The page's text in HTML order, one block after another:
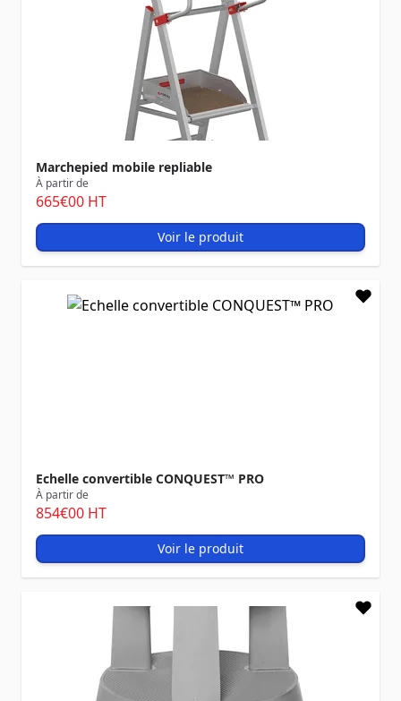
Marchepied mobile repliable
À partir de
665€00 HT
Voir le produit
Echelle convertible CONQUEST™ PRO
À partir de
854€00 HT
Voir le produit